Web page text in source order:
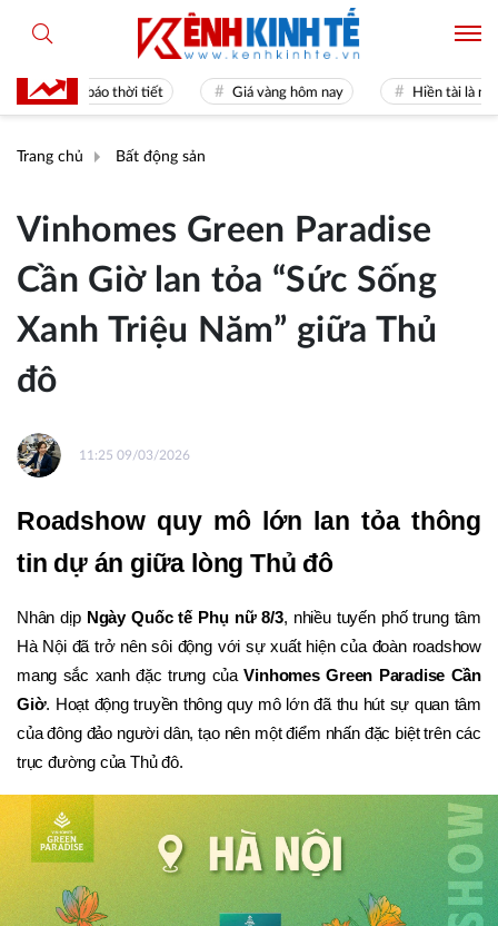
Dự báo thời tiết Giá vàng hôm nay Hiền tài là nguyên
Trang chủ Bất động sản
Vinhomes Green Paradise
Cần Giờ lan tỏa “Sức Sống
Xanh Triệu Năm” giữa Thủ
đô
11:25 09/03/2026
Roadshow quy mô lớn lan tỏa thông
tin dự án giữa lòng Thủ đô
Nhân dịp Ngày Quốc tế Phụ nữ 8/3, nhiều tuyến phố trung tâm
Hà Nội đã trở nên sôi động với sự xuất hiện của đoàn roadshow
mang sắc xanh đặc trưng của Vinhomes Green Paradise Cần
Giờ. Hoạt động truyền thông quy mô lớn đã thu hút sự quan tâm
của đông đảo người dân, tạo nên một điểm nhấn đặc biệt trên các
trục đường của Thủ đô.